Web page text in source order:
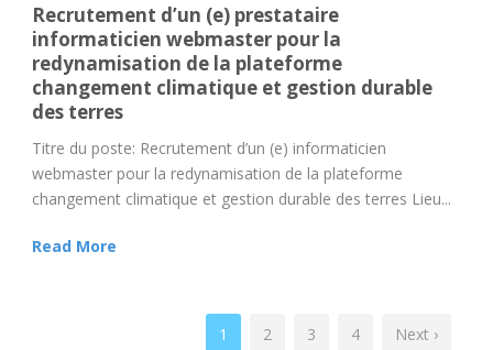
Recrutement d’un (e) prestataire
informaticien webmaster pour la
redynamisation de la plateforme
changement climatique et gestion durable
des terres
Titre du poste: Recrutement d’un (e) informaticien
webmaster pour la redynamisation de la plateforme
changement climatique et gestion durable des terres Lieu...
Read More
1 2 3 4 Next ›